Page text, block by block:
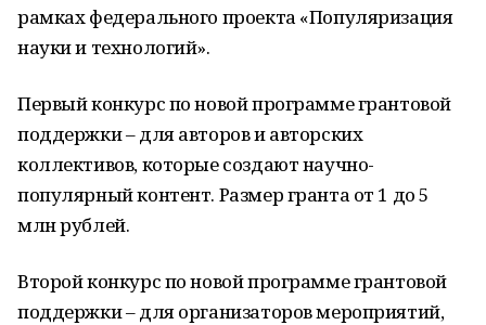
рамках федерального проекта «Популяризация
науки и технологий».
Первый конкурс по новой программе грантовой
поддержки – для авторов и авторских
коллективов, которые создают научно-
популярный контент. Размер гранта от 1 до 5
млн рублей.
Второй конкурс по новой программе грантовой
поддержки – для организаторов мероприятий,